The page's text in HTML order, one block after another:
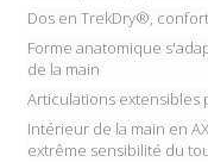
Dos en TrekDry®,
Forme anatomique
de la main
Articulations
Intérieur de la main en
extrême sensibilité du